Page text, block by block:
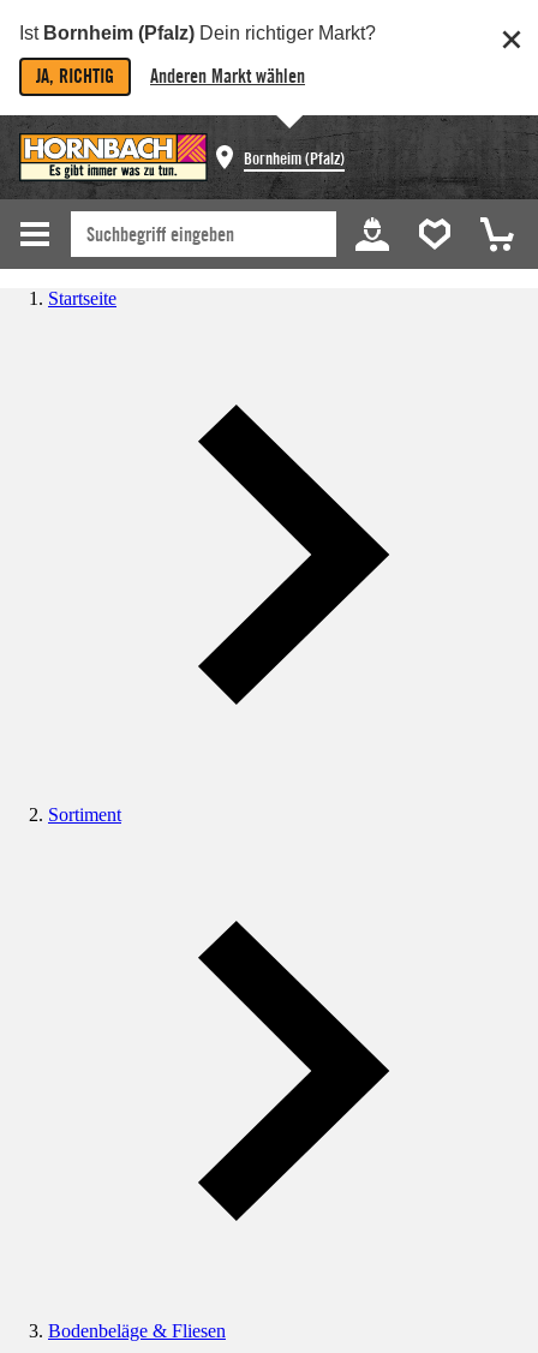
Ist Bornheim (Pfalz) Dein richtiger Markt?
JA, RICHTIG Anderen Markt wählen
Bornheim (Pfalz)
Startseite
Sortiment
Bodenbeläge & Fliesen